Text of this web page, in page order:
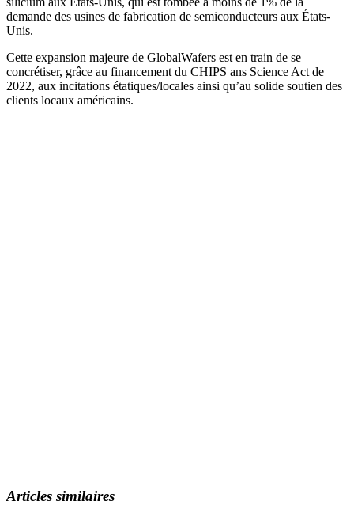
demande des usines de fabrication de semiconducteurs aux États-
Unis.
Cette expansion majeure de GlobalWafers est en train de se
concrétiser, grâce au financement du CHIPS ans Science Act de
2022, aux incitations étatiques/locales ainsi qu’au solide soutien des
clients locaux américains.
Articles similaires